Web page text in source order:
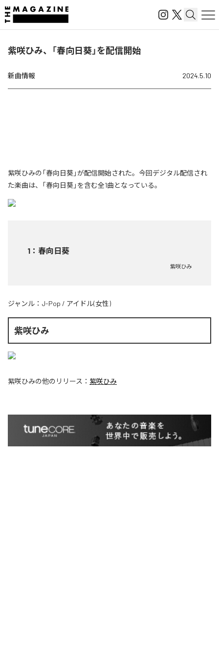
紫咲ひみ、「春向日葵」を配信開始
新曲情報 2024.5.10
紫咲ひみの「春向日葵」が配信開始された。今回デジタル配信され
た楽曲は、「春向日葵」を含む全1曲となっている。
1 ： 春向日葵
紫咲ひみ
ジャンル： J-Pop / アイドル(女性)
紫咲ひみ
紫咲ひみの他のリリース： 紫咲ひみ